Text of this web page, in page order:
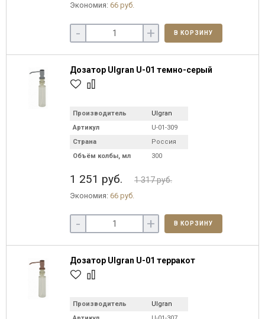
Экономия: 66 руб.
- + В КОРЗИНУ
Дозатор Ulgran U-01 темно-серый
Производитель
Ulgran
Артикул
U-01-309
Страна
Россия
Объём колбы, мл
300
1 251 руб. 1 317 руб.
Экономия: 66 руб.
- + В КОРЗИНУ
Дозатор Ulgran U-01 терракот
Производитель
Ulgran